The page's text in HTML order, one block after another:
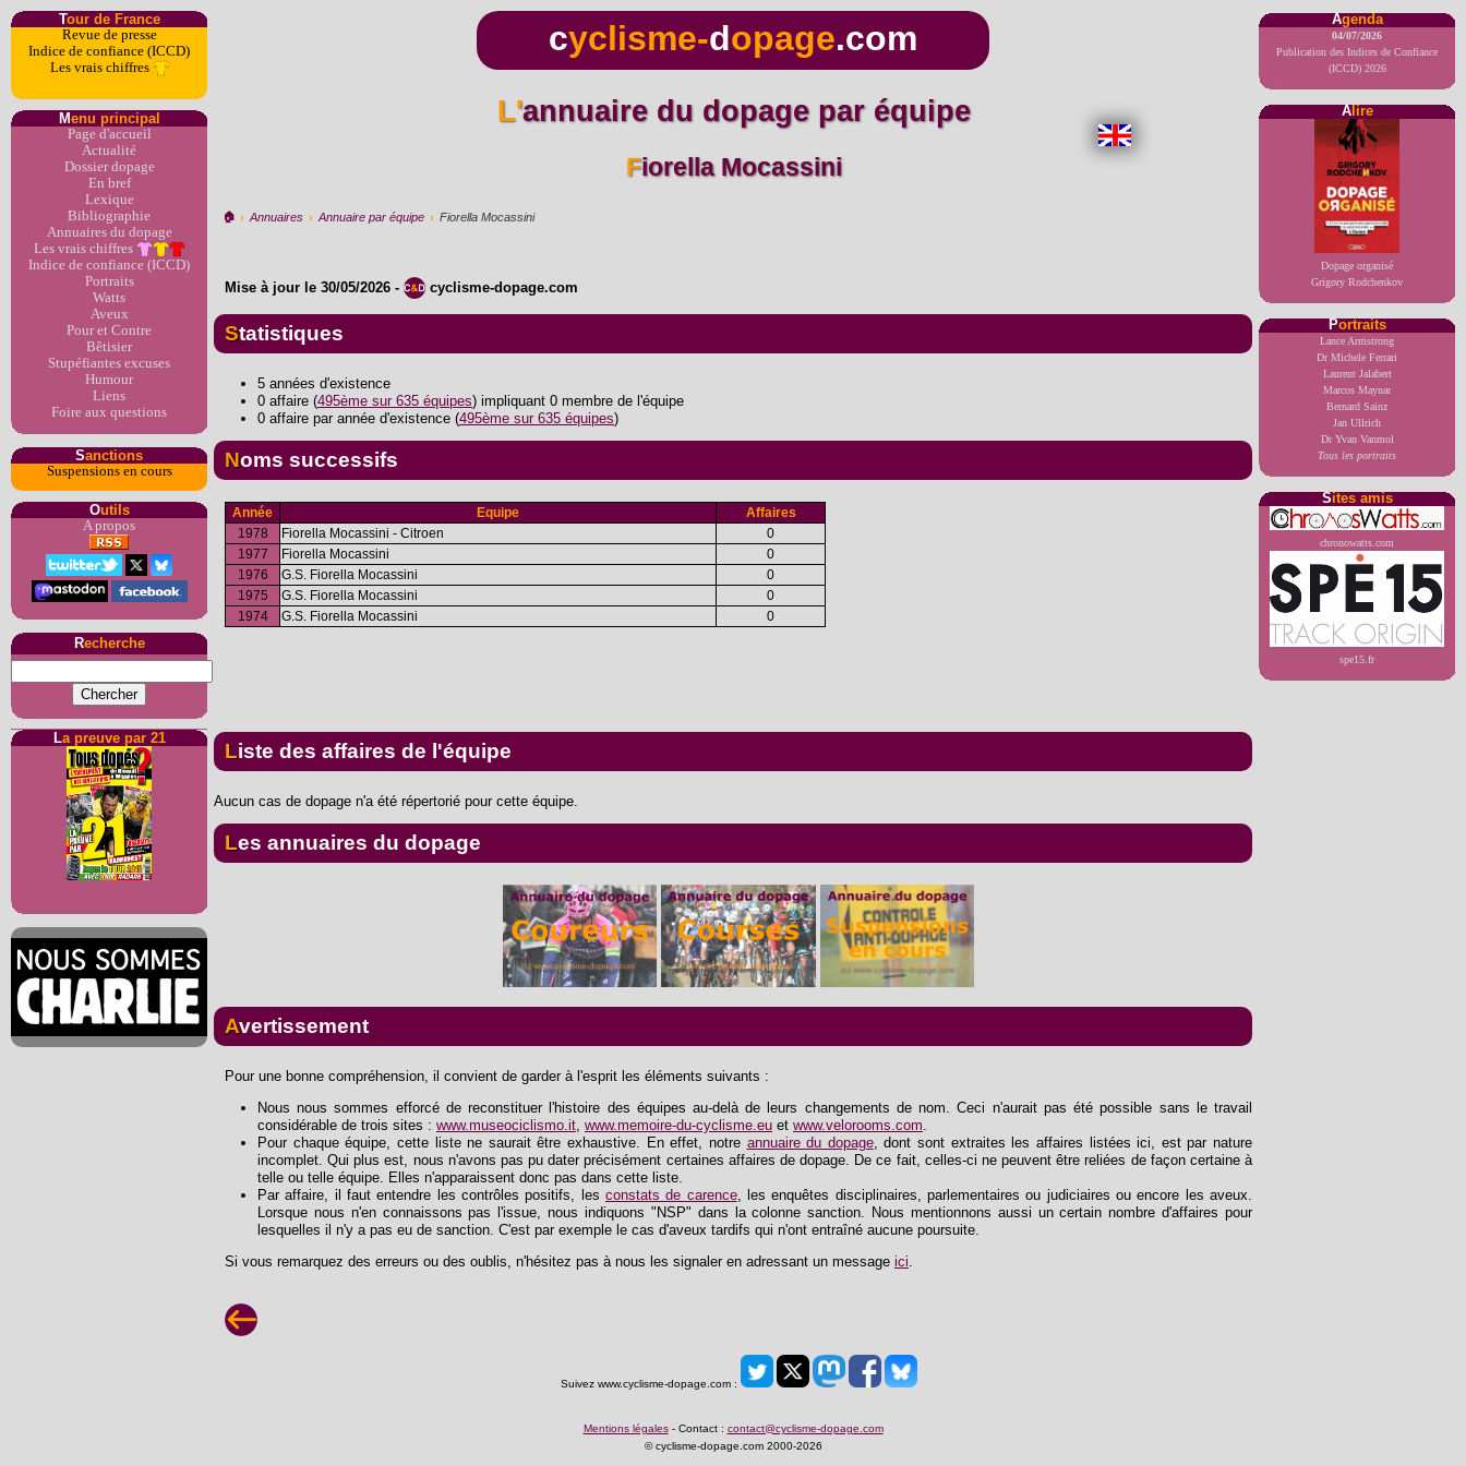
Tour de France
Revue de presse
Indice de confiance (ICCD)
Les vrais chiffres
Menu principal
Page d'accueil
Actualité
Dossier dopage
En bref
Lexique
Bibliographie
Annuaires du dopage
Les vrais chiffres
Indice de confiance (ICCD)
Portraits
Watts
Aveux
Pour et Contre
Bêtisier
Stupéfiantes excuses
Humour
Liens
Foire aux questions
Sanctions
Suspensions en cours
Outils
A propos
Recherche
La preuve par 21
Agenda
04/07/2026
Publication des Indices de Confiance
(ICCD) 2026
Alire
Dopage organisé
Grigory Rodchenkov
Portraits
Lance Armstrong
Dr Michele Ferrari
Laurent Jalabert
Marcos Maynar
Bernard Sainz
Jan Ullrich
Dr Yvan Vanmol
Tous les portraits
Sites amis
chronowatts.com
spe15.fr
cyclisme-dopage.com
L'annuaire du dopage par équipe
Fiorella Mocassini
🏠︎ › Annuaires › Annuaire par équipe › Fiorella Mocassini
Mise à jour le 30/05/2026 - cyclisme-dopage.com
Statistiques
5 années d'existence
0 affaire (495ème sur 635 équipes) impliquant 0 membre de l'équipe
0 affaire par année d'existence (495ème sur 635 équipes)
Noms successifs
Année Equipe
Affaires
1978
Fiorella Mocassini - Citroen
0
1977
Fiorella Mocassini
0
1976
G.S. Fiorella Mocassini
0
1975
G.S. Fiorella Mocassini
0
1974
G.S. Fiorella Mocassini 0
Liste des affaires de l'équipe
Aucun cas de dopage n'a été répertorié pour cette équipe.
Les annuaires du dopage
Avertissement
Pour une bonne compréhension, il convient de garder à l'esprit les éléments suivants :
Nous nous sommes efforcé de reconstituer l'histoire des équipes au-delà de leurs changements de nom. Ceci n'aurait pas été possible sans le travail
considérable de trois sites : www.museociclismo.it www.memoire-du-cyclisme.eu et www.velorooms.com
Pour chaque équipe, cette liste ne saurait être exhaustive. En effet, notre annuaire du dopage, dont sont extraites les affaires listées ici, est par nature
incomplet. Qui plus est, nous n'avons pas pu dater précisément certaines affaires de dopage. De ce fait, celles-ci ne peuvent être reliées de façon certaine à
telle ou telle équipe. Elles n'apparaissent donc pas dans cette liste.
Par affaire, il faut entendre les contrôles positifs, les constats de carence, les enquêtes disciplinaires, parlementaires ou judiciaires ou encore les aveux.
Lorsque nous n'en connaissons pas l'issue, nous indiquons "NSP" dans la colonne sanction. Nous mentionnons aussi un certain nombre d'affaires pour
lesquelles il n'y a pas eu de sanction. C'est par exemple le cas d'aveux tardifs qui n'ont entraîné aucune poursuite.
Si vous remarquez des erreurs ou des oublis, n'hésitez pas à nous les signaler en adressant un message ici.
Suivez www.cyclisme-dopage.com :
Mentions légales- Contact : contact@cyclisme-dopage.com
© cyclisme-dopage.com 2000-2026